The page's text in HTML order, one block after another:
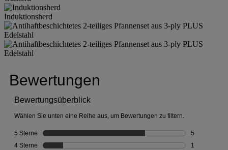
Induktionsherd